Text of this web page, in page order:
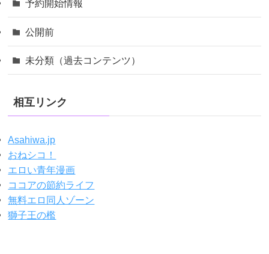
予約開始情報
公開前
未分類（過去コンテンツ）
相互リンク
Asahiwa.jp
おねシコ！
エロい青年漫画
ココアの節約ライフ
無料エロ同人ゾーン
獅子王の檻